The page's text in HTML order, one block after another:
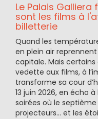
Le Palais
sont les films à
billetterie
Quand les
en plein air
capitale. Mais
vedette aux films, à
transforme sa cour
13 juin 2026, en écho
soirées où le
projecteurs… et les